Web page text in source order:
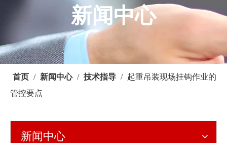
新闻中心
首页 / 新闻中心 / 技术指导 / 起重吊装现场挂钩作业的
管控要点
新闻中心